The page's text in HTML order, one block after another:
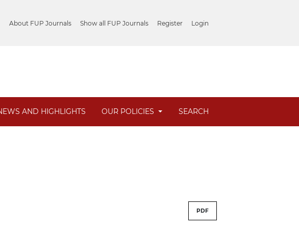
About FUP Journals Show all FUP Journals Register Login
AND HIGHLIGHTS OUR POLICIES SEARCH
PDF